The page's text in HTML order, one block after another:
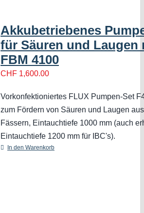
Akkubetriebenes
für Säuren und Laugen
FBM 4100
CHF 1,600.00
Vorkonfektioniertes FLUX Pumpen-Set
zum Fördern von Säuren und Laugen
Fässern, Eintauchtiefe 1000 mm (auch
Eintauchtiefe 1200 mm für IBC's).
In den Warenkorb